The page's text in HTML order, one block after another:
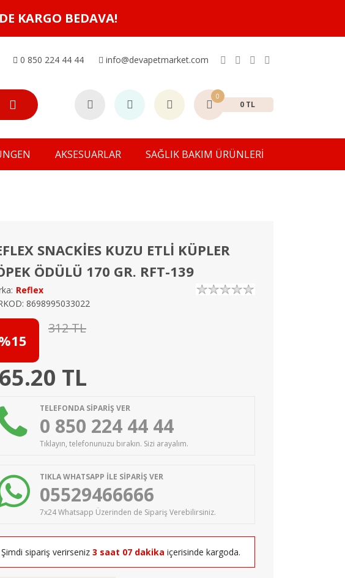
KARGO BEDAVA!
0 850 224 44 44 info@devapetmarket.com
0
0 TL
AKSESUARLAR SAĞLIK BAKIM ÜRÜNLERİ
SNACKİES KUZU ETLİ KÜPLER
ÖDÜLÜ 170 GR. RFT-139
Reflex
8698995033022
312 TL
TL
TELEFONDA SİPARİŞ VER
0 850 224 44 44
Tıklayın, telefonunuzu bırakın. Sizi arayalım.
TIKLA WHATSAPP İLE SİPARİŞ VER
05529466666
7x24 Whatsapp Üzerinden de Sipariş Verebilirsiniz.
Şimdi sipariş verirseniz 3 saat 07 dakika içerisinde kargoda.